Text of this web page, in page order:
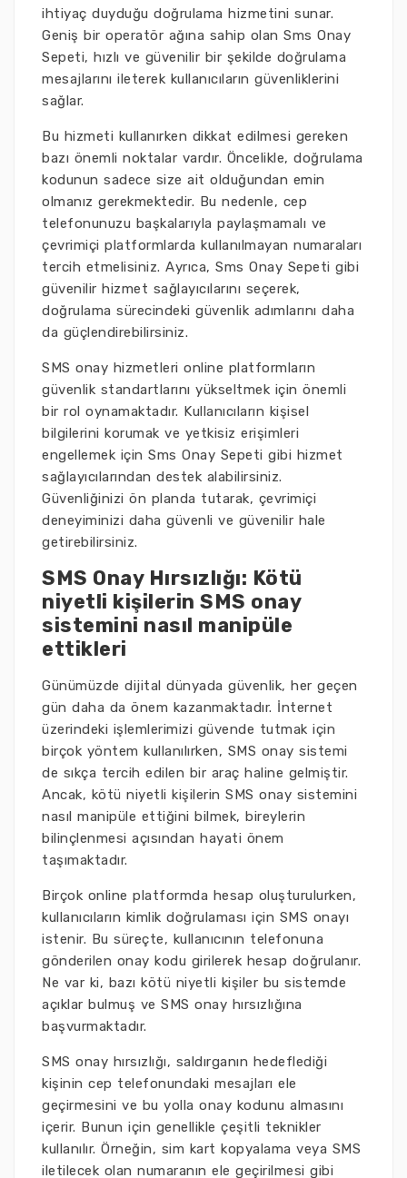
ihtiyaç duyduğu doğrulama hizmetini sunar.
Geniş bir operatör ağına sahip olan Sms Onay
Sepeti, hızlı ve güvenilir bir şekilde doğrulama
mesajlarını ileterek kullanıcıların güvenliklerini
sağlar.
Bu hizmeti kullanırken dikkat edilmesi gereken
bazı önemli noktalar vardır. Öncelikle, doğrulama
kodunun sadece size ait olduğundan emin
olmanız gerekmektedir. Bu nedenle, cep
telefonunuzu başkalarıyla paylaşmamalı ve
çevrimiçi platformlarda kullanılmayan numaraları
tercih etmelisiniz. Ayrıca, Sms Onay Sepeti gibi
güvenilir hizmet sağlayıcılarını seçerek,
doğrulama sürecindeki güvenlik adımlarını daha
da güçlendirebilirsiniz.
SMS onay hizmetleri online platformların
güvenlik standartlarını yükseltmek için önemli
bir rol oynamaktadır. Kullanıcıların kişisel
bilgilerini korumak ve yetkisiz erişimleri
engellemek için Sms Onay Sepeti gibi hizmet
sağlayıcılarından destek alabilirsiniz.
Güvenliğinizi ön planda tutarak, çevrimiçi
deneyiminizi daha güvenli ve güvenilir hale
getirebilirsiniz.
SMS Onay Hırsızlığı: Kötü
niyetli kişilerin SMS onay
sistemini nasıl manipüle
ettikleri
Günümüzde dijital dünyada güvenlik, her geçen
gün daha da önem kazanmaktadır. İnternet
üzerindeki işlemlerimizi güvende tutmak için
birçok yöntem kullanılırken, SMS onay sistemi
de sıkça tercih edilen bir araç haline gelmiştir.
Ancak, kötü niyetli kişilerin SMS onay sistemini
nasıl manipüle ettiğini bilmek, bireylerin
bilinçlenmesi açısından hayati önem
taşımaktadır.
Birçok online platformda hesap oluşturulurken,
kullanıcıların kimlik doğrulaması için SMS onayı
istenir. Bu süreçte, kullanıcının telefonuna
gönderilen onay kodu girilerek hesap doğrulanır.
Ne var ki, bazı kötü niyetli kişiler bu sistemde
açıklar bulmuş ve SMS onay hırsızlığına
başvurmaktadır.
SMS onay hırsızlığı, saldırganın hedeflediği
kişinin cep telefonundaki mesajları ele
geçirmesini ve bu yolla onay kodunu almasını
içerir. Bunun için genellikle çeşitli teknikler
kullanılır. Örneğin, sim kart kopyalama veya SMS
iletilecek olan numaranın ele geçirilmesi gibi